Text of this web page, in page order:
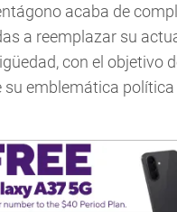
acaba de
a reemplazar su
con el objetivo
emblemática